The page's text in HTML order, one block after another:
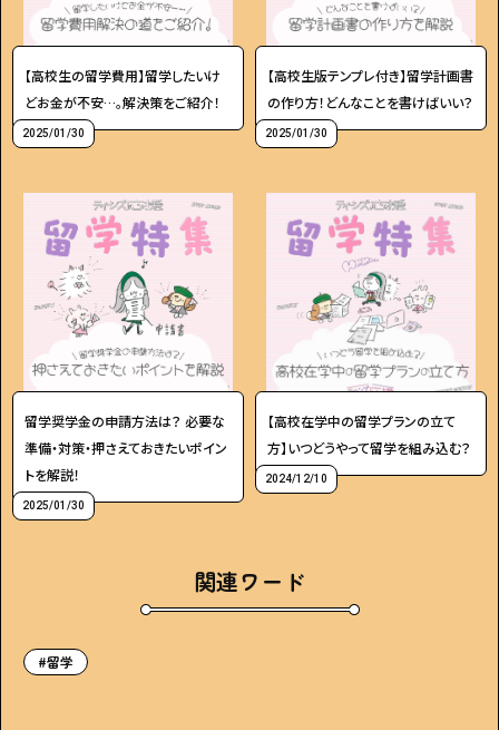
【高校生の留学費用】留学したいけ
どお金が不安…。解決策をご紹介！
2025/01/30
【高校生版テンプレ付き】留学計画書
の作り方！どんなことを書けばいい？
2025/01/30
留学奨学金の申請方法は？ 必要な
準備・対策・押さえておきたいポイン
トを解説！
2025/01/30
【高校在学中の留学プランの立て
方】いつどうやって留学を組み込む？
2024/12/10
関連ワード
#留学